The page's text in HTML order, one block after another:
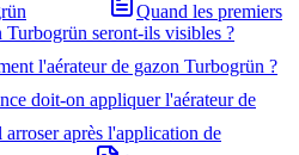
Quand les premiers
Turbogrün seront-ils visibles ?
l'aérateur de gazon Turbogrün ?
doit-on appliquer l'aérateur de
arroser après l'application de